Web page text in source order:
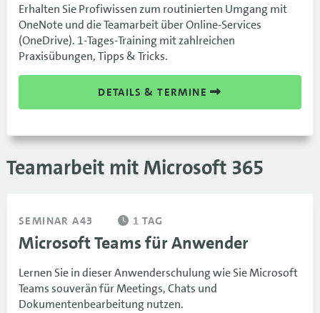
Erhalten Sie Profiwissen zum routinierten Umgang mit
OneNote und die Teamarbeit über Online-Services
(OneDrive). 1-Tages-Training mit zahlreichen
Praxisübungen, Tipps & Tricks.
DETAILS & TERMINE
Teamarbeit mit Microsoft 365
SEMINAR A43 1 TAG
Microsoft Teams für Anwender
Lernen Sie in dieser Anwenderschulung wie Sie Microsoft
Teams souverän für Meetings, Chats und
Dokumentenbearbeitung nutzen.